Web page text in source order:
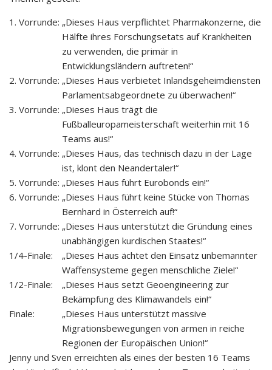
1. Vorrunde: „Dieses Haus verpflichtet Pharmakonzerne, die
Hälfte ihres Forschungsetats auf Krankheiten
zu verwenden, die primär in
Entwicklungsländern auftreten!“
2. Vorrunde: „Dieses Haus verbietet Inlandsgeheimdiensten
Parlamentsabgeordnete zu überwachen!“
3. Vorrunde: „Dieses Haus trägt die
Fußballeuropameisterschaft weiterhin mit 16
Teams aus!“
4. Vorrunde: „Dieses Haus, das technisch dazu in der Lage
ist, klont den Neandertaler!“
5. Vorrunde: „Dieses Haus führt Eurobonds ein!“
6. Vorrunde: „Dieses Haus führt keine Stücke von Thomas
Bernhard in Österreich auf!“
7. Vorrunde: „Dieses Haus unterstützt die Gründung eines
unabhängigen kurdischen Staates!“
1/4-Finale:
„Dieses Haus ächtet den Einsatz unbemannter
Waffensysteme gegen menschliche Ziele!“
1/2-Finale:
„Dieses Haus setzt Geoengineering zur
Bekämpfung des Klimawandels ein!“
Finale:
„Dieses Haus unterstützt massive
Migrationsbewegungen von armen in reiche
Regionen der Europäischen Union!“
Jenny und Sven erreichten als eines der besten 16 Teams